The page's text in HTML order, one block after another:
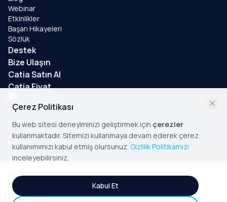
Çerez Politikası
Bu web sitesi deneyiminizi geliştirmek için çerezler
kullanmaktadır. Sitemizi kullanmaya devam ederek çerez
kullanımımızı kabul etmiş olursunuz. Gizlilik Politikamızı
inceleyebilirsiniz.
Kabul Et
Webinar
Etkinlikler
Başarı Hikayeleri
Sözlük
Destek
Bize Ulaşın
Catia Satın Al
Catia Fiyat
Tüm hakları saklıdır 2025 © Yenasoft Yazılım Donanım ve
Danışmanlık San. ve Tic. Ltd. Şti.
Kişisel Verilerin İşlenmesi